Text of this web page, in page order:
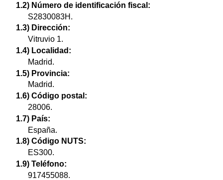
1.2) Número de identificación fiscal:
S2830083H.
1.3) Dirección:
Vitruvio 1.
1.4) Localidad:
Madrid.
1.5) Provincia:
Madrid.
1.6) Código postal:
28006.
1.7) País:
España.
1.8) Código NUTS:
ES300.
1.9) Teléfono:
917455088.